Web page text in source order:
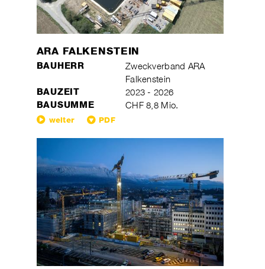
ARA FALKENSTEIN
BAUHERR
Zweckverband ARA
Falkenstein
BAUZEIT 2023 - 2026
BAUSUMME CHF 8,8 Mio.
weiter PDF